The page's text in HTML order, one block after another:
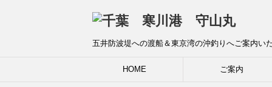
五井防波堤への渡船＆東京湾の沖釣りへご案内い
HOME ご案内